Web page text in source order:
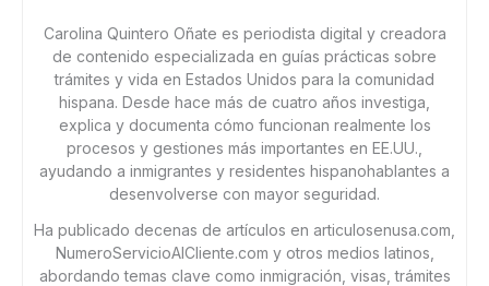
Carolina Quintero Oñate es periodista digital y creadora
de contenido especializada en guías prácticas sobre
trámites y vida en Estados Unidos para la comunidad
hispana. Desde hace más de cuatro años investiga,
explica y documenta cómo funcionan realmente los
procesos y gestiones más importantes en EE.UU.,
ayudando a inmigrantes y residentes hispanohablantes a
desenvolverse con mayor seguridad.
Ha publicado decenas de artículos en articulosenusa.com,
NumeroServicioAlCliente.com y otros medios latinos,
abordando temas clave como inmigración, visas, trámites